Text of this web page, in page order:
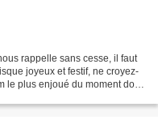
rappelle sans cesse, il faut
joyeux et festif, ne croyez-
plus enjoué du moment dont